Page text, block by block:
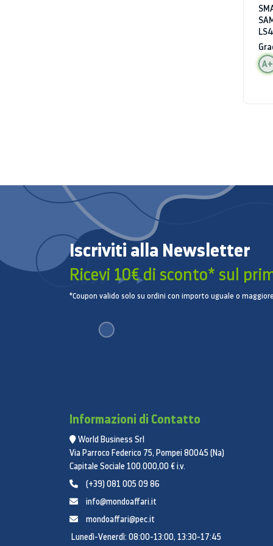
A+
Iscriviti alla Newsletter
Ricevi 10€ di sconto* sul
*Coupon valido solo su ordini con importo uguale o
Informazioni di Contatto
World Business Srl
Via Parroco Federico 75, Pompei 80045 (Na)
Capitale Sociale 100.000,00 € i.v.
(+39) 081 005 09 86
info@mondoaffari.it
mondoaffari@pec.it
Lunedì-Venerdì: 08:00-13:00, 13:30-17:45